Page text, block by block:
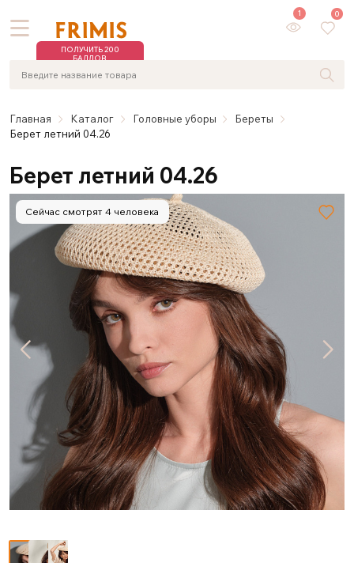
ПОЛУЧИТЬ 200
БАЛЛОВ
1 0
Главная Каталог Головные уборы
Береты
Берет летний 04.26
Берет летний 04.26
Сейчас смотрят 4 человека